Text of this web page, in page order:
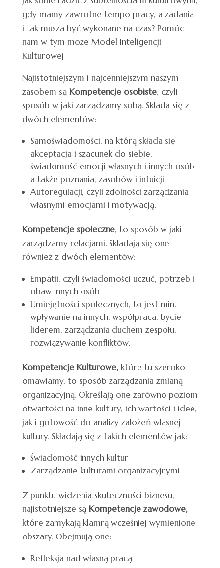
gdy mamy zawrotne tempo pracy, a zadania
i tak musza być wykonane na czas? Pomóc
nam w tym może Model Inteligencji
Kulturowej
Najistotniejszym i najcenniejszym naszym
zasobem są Kompetencje osobiste, czyli
sposób w jaki zarządzamy sobą. Składa się z
dwóch elementów:
Samoświadomości, na którą składa się
akceptacja i szacunek do siebie,
świadomość emocji własnych i innych osób
a także poznania, zasobów i intuicji
Autoregulacji, czyli zdolności zarządzania
własnymi emocjami i motywacją.
Kompetencje społeczne, to sposób w jaki
zarządzamy relacjami. Składają się one
również z dwóch elementów:
Empatii, czyli świadomości uczuć, potrzeb i
obaw innych osób
Umiejętności społecznych, to jest min.
wpływanie na innych, współpraca, bycie
liderem, zarządzania duchem zespołu,
rozwiązywanie konfliktów.
Kompetencje Kulturowe,które tu szeroko
omawiamy, to sposób zarządzania zmianą
organizacyjną. Określają one zarówno poziom
otwartości na inne kultury, ich wartości i idee,
jak i gotowość do analizy założeń własnej
kultury. Składają się z takich elementów jak:
Świadomość innych kultur
Zarządzanie kulturami organizacyjnymi
Z punktu widzenia skuteczności biznesu,
najistotniejsze sąKompetencje zawodowe,
które zamykają klamrą wcześniej wymienione
obszary. Obejmują one:
Refleksja nad własną pracą